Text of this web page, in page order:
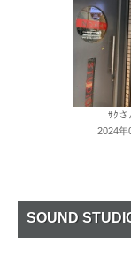
ｻｸさ
2024年
SOUND